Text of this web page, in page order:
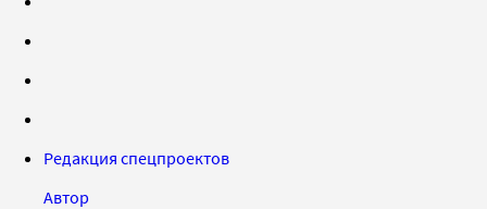
Редакция спецпроектов
Автор